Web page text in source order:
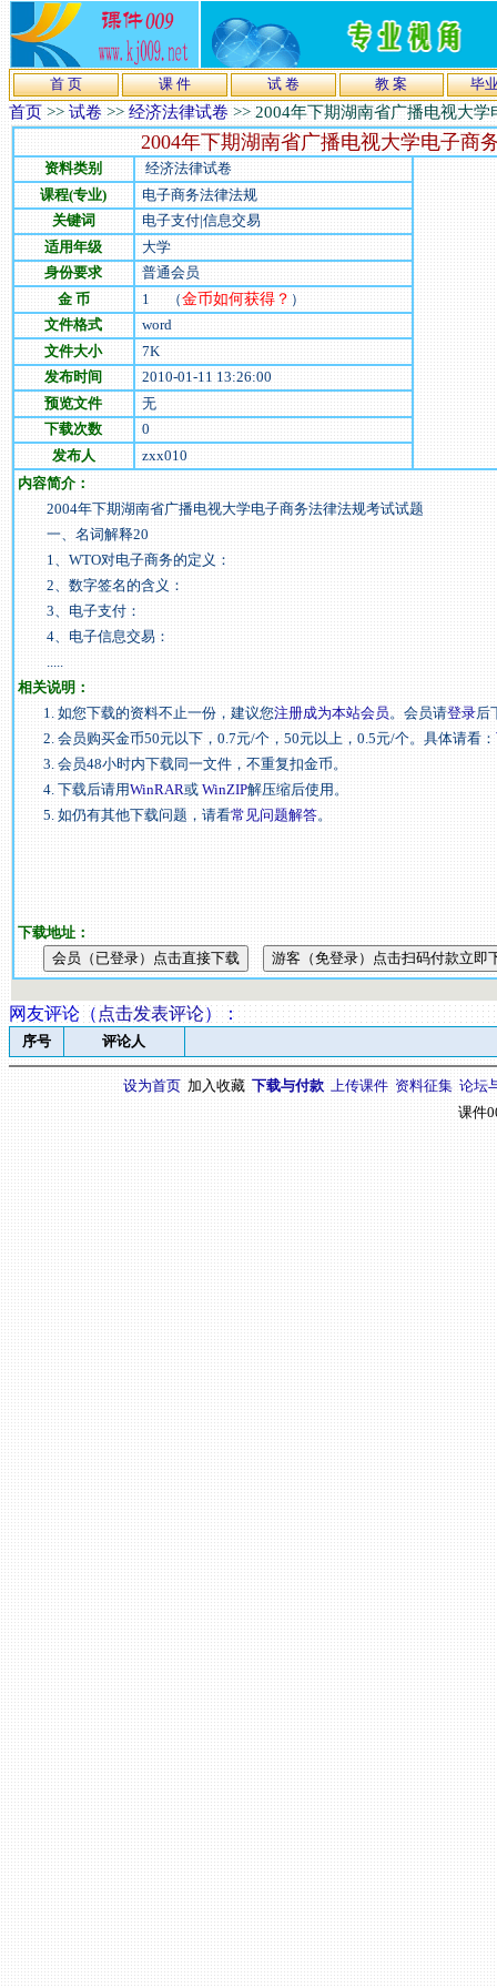
首 页 课 件 试 卷 教 案 毕
首页>>试卷>>经济法律试卷>>2004年下期湖南省广播电视大
2004年下期湖南省广播电视大学电子商
资料类别
经济法律试卷
课程(专业)
电子商务法律法规
关键词
电子支付|信息交易
适用年级
大学
身份要求
普通会员
金 币
1（金币如何获得？）
文件格式
word
文件大小
7K
发布时间
2010-01-11 13:26:00
预览文件
无
下载次数
0
发布人
zxx010
内容简介：
2004年下期湖南省广播电视大学电子商务法律法规考试试题
一、名词解释20
1、WTO对电子商务的定义：
2、数字签名的含义：
3、电子支付：
4、电子信息交易：
.....
相关说明：
1. 如您下载的资料不止一份，建议您注册成为本站会员。会员请登录后
2. 会员购买金币50元以下，0.7元/个，50元以上，0.5元/个。具体请看：
3. 会员48小时内下载同一文件，不重复扣金币。
4. 下载后请用WinRAR或WinZIP解压缩后使用。
5. 如仍有其他下载问题，请看常见问题解答。
下载地址：
网友评论（ 点击发表评论） ：
序号 评论人
设为首页 加入收藏 下载与付款 上传课件 资料征集 论坛
课件